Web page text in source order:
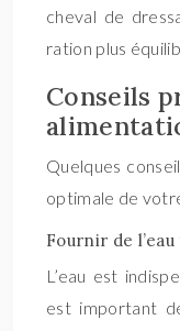
cheval de
ration plus
Conseils
Quelques
optimale de
Fournir de
L’eau est
est important